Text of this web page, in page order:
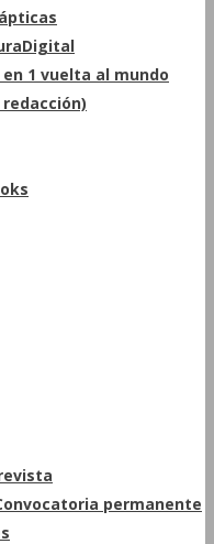
en 1 vuelta al mundo
permanente